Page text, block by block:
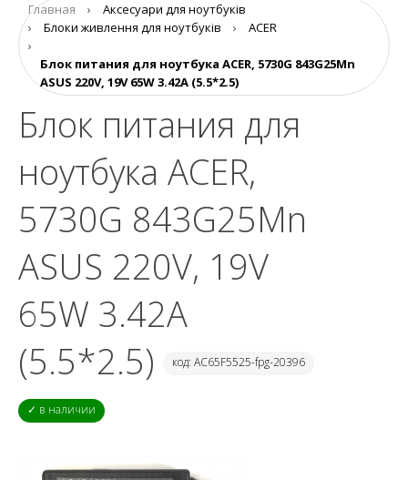
Главная ›
Аксесуари для ноутбуків
›
Блоки живлення для ноутбуків ›
ACER
›
Блок питания для ноутбука ACER, 5730G 843G25Mn
ASUS 220V, 19V 65W 3.42A (5.5*2.5)
Блок питания для
ноутбука ACER,
5730G 843G25Mn
ASUS 220V, 19V
65W 3.42A
(5.5*2.5)
код: AC65F5525-fpg-20396
✓ в наличии